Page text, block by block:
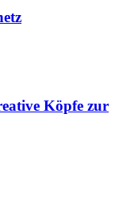
Köpfe zur